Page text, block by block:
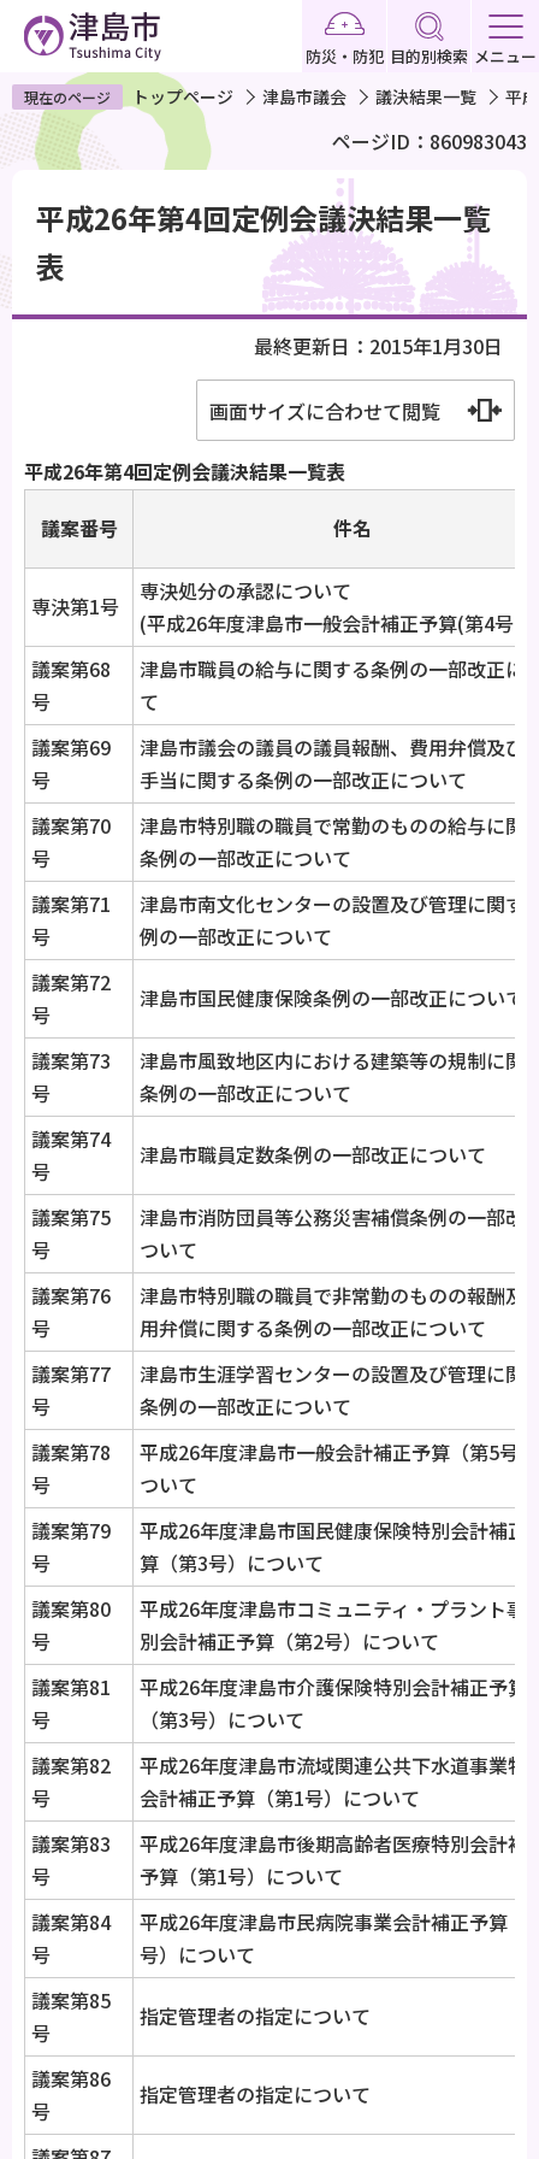
ペ
ー
ジ
で
す
防災・防犯 目的別検索 メニュー
現在のページ トップページ 津島市議会 議決結果一覧 平
ページID：860983043
か
平成26年第4回定例会議決結果一覧
表
最終更新日：2015年1月30日
画面サイズに合わせて閲覧
平成26年第4回定例会議決結果一覧表
議案番号
件名
専決第1号
専決処分の承認について
(平成26年度津島市一般会計補正予算(第4号)）
議案第68
号
津島市職員の給与に関する条例の一部改正に
て
議案第69
号
津島市議会の議員の議員報酬、費用弁償及び
手当に関する条例の一部改正について
議案第70
号
津島市特別職の職員で常勤のものの給与に関
条例の一部改正について
議案第71
号
津島市南文化センターの設置及び管理に関す
例の一部改正について
議案第72
号
津島市国民健康保険条例の一部改正について
議案第73
号
津島市風致地区内における建築等の規制に関
条例の一部改正について
議案第74
号
津島市職員定数条例の一部改正について
議案第75
号
津島市消防団員等公務災害補償条例の一部改
ついて
議案第76
号
津島市特別職の職員で非常勤のものの報酬及
用弁償に関する条例の一部改正について
議案第77
号
津島市生涯学習センターの設置及び管理に関
条例の一部改正について
議案第78
号
平成26年度津島市一般会計補正予算（第5号
ついて
議案第79
号
平成26年度津島市国民健康保険特別会計補正
算（第3号）について
議案第80
号
平成26年度津島市コミュニティ・プラント事
別会計補正予算（第2号）について
議案第81
号
平成26年度津島市介護保険特別会計補正予算
（第3号）について
議案第82
号
平成26年度津島市流域関連公共下水道事業特
会計補正予算（第1号）について
議案第83
号
平成26年度津島市後期高齢者医療特別会計補
予算（第1号）について
議案第84
号
平成26年度津島市民病院事業会計補正予算（
号）について
議案第85
号
指定管理者の指定について
議案第86
号
指定管理者の指定について